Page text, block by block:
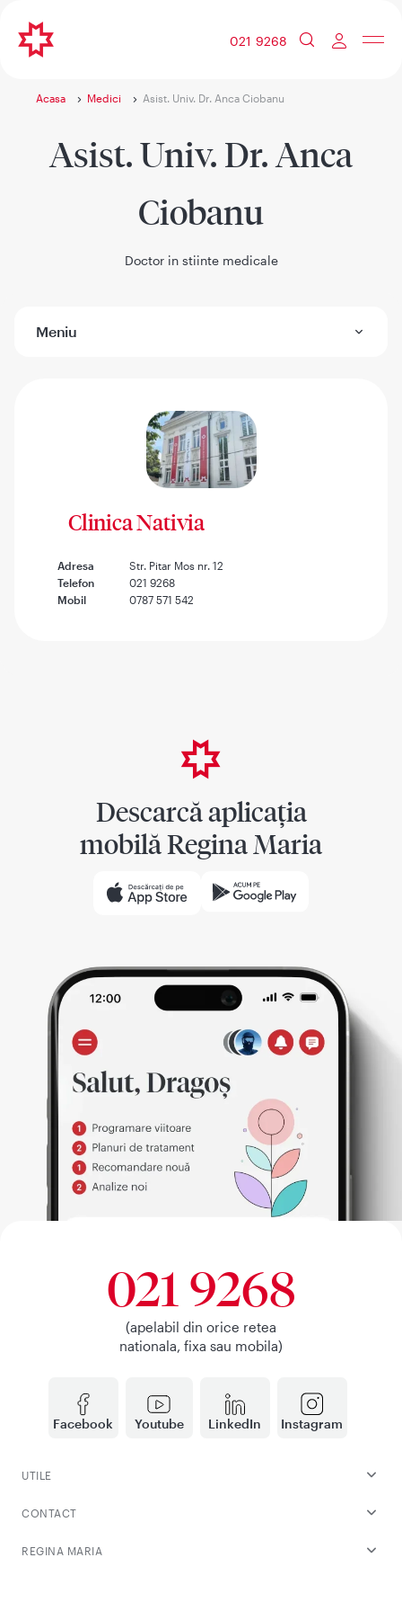
021 9268
Acasa Medici Asist. Univ. Dr. Anca Ciobanu
Asist. Univ. Dr. Anca
Ciobanu
Doctor in stiinte medicale
Meniu
Clinica Nativia
Adresa
Str. Pitar Mos nr. 12
Telefon
021 9268
Mobil
0787 571 542
Descarcă aplicația
mobilă Regina Maria
Facebook Youtube LinkedIn Instagram
021 9268
(apelabil din orice retea
nationala, fixa sau mobila)
UTILE
CONTACT
REGINA MARIA